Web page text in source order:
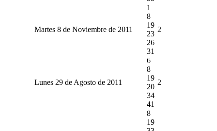
Martes 8 de Noviembre de 2011
1
8
19
23
26
31
2
Lunes 29 de Agosto de 2011
6
8
19
20
34
41
2
8
19